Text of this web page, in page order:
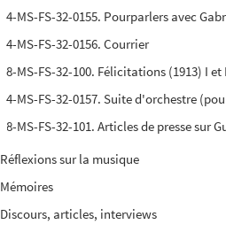
4-MS-FS-32-0155. Pourparlers avec
4-MS-FS-32-0156. Courrier
8-MS-FS-32-100. Félicitations (1913) I et
4-MS-FS-32-0157. Suite d'orchestre
8-MS-FS-32-101. Articles de presse sur
Réflexions sur la musique
Mémoires
Discours, articles, interviews